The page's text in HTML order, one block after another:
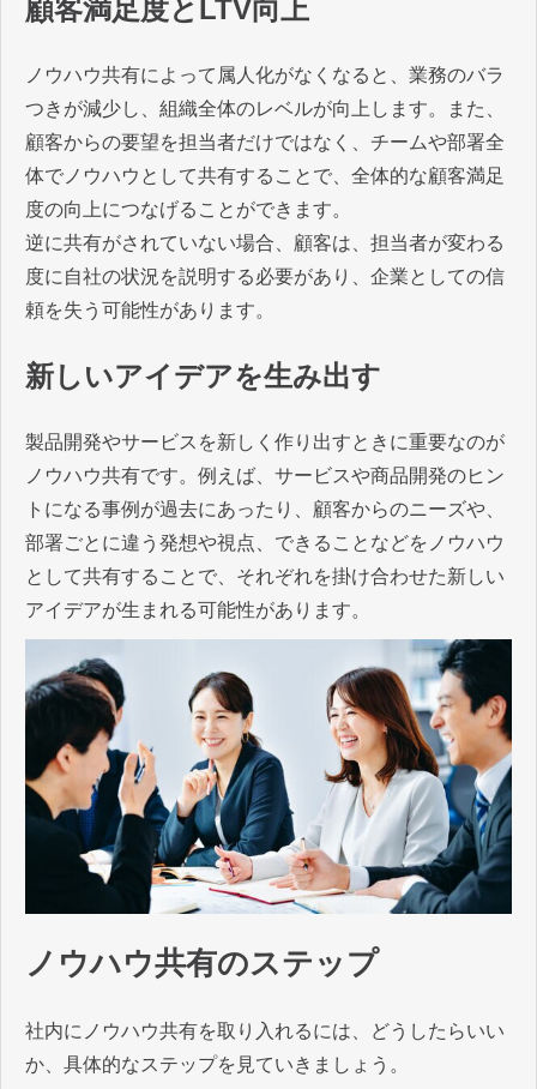
顧客満足度とLTV向上
ノウハウ共有によって属人化がなくなると、業務のバラ
つきが減少し、組織全体のレベルが向上します。また、
顧客からの要望を担当者だけではなく、チームや部署全
体でノウハウとして共有することで、全体的な顧客満足
度の向上につなげることができます。
逆に共有がされていない場合、顧客は、担当者が変わる
度に自社の状況を説明する必要があり、企業としての信
頼を失う可能性があります。
新しいアイデアを生み出す
製品開発やサービスを新しく作り出すときに重要なのが
ノウハウ共有です。例えば、サービスや商品開発のヒン
トになる事例が過去にあったり、顧客からのニーズや、
部署ごとに違う発想や視点、できることなどをノウハウ
として共有することで、それぞれを掛け合わせた新しい
アイデアが生まれる可能性があります。
ノウハウ共有のステップ
社内にノウハウ共有を取り入れるには、どうしたらいい
か、具体的なステップを見ていきましょう。